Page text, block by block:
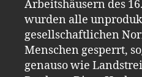
Arbeitshäusern des
wurden alle
gesellschaftlichen
Menschen gesperrt,
genauso wie